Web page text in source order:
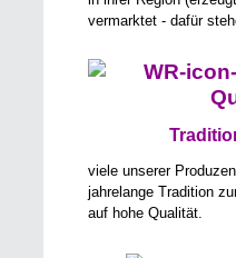
vermarktet - dafür
viele unserer
jahrelange Tradition
auf hohe Qualität.